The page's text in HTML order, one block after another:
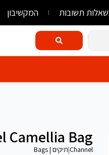
שאלות תשובות המקשיבון
Camellia Bag
Channel
|תיקים | Bags